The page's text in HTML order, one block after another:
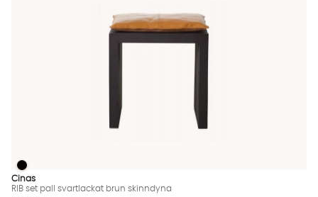
RIB set pall svartlackat brun skinndyna Finns även i dessa
RIB set pall svartlackat brun skinndyna
Cinas
RIB set pall svartlackat brun skinndyna